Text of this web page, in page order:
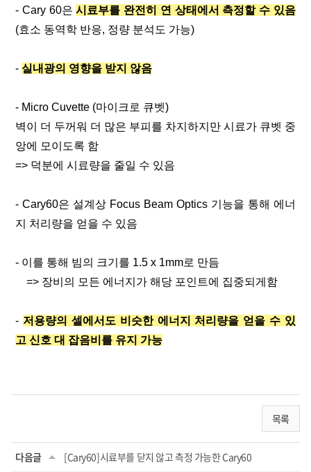
- Cary 60은시료부를 완전히 연 상태에서 측정할 수 있음
(효소 동역학 반응, 정량 분석도 가능)
- 실내광의 영향을 받지 않음
- Micro Cuvette (마이크로 큐벳)
벽이 더 두꺼워 더 많은 부피를 차지하지만 시료가 큐벳 중
앙에 모이도록 함
=> 덕분에 시료량을 줄일 수 있음
- Cary60은 설계상 Focus Beam Optics 기능을 통해 에너
지 처리량을 얻을 수 있음
- 이를 통해 빔의 크기를 1.5 x 1mm로 만듬
=> 장비의 모든 에너지가 해당 포인트에 집중되게함
- 저용량의 셀에서도 비슷한 에너지 처리량을 얻을 수 있
고 신호 대 잡음비를 유지 가능
목록
다음글 [Cary60]시료부를 닫지 않고 측정 가능한 Cary60